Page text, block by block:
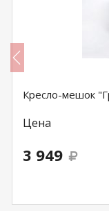
Кресло-мешок
Цена
3 949